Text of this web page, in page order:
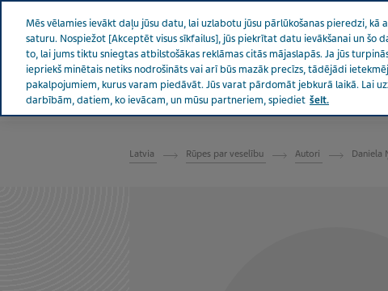
Teva pasaulē
Par Teva Ziņas un mediji Produkti
LATVIA RŪPES PAR VESELĪBU
Latvia Rūpes par veselību Autori Daniela
Mēs vēlamies ievākt daļu jūsu datu, lai uzlabotu jūsu pārlūkošanas pieredzi, kā
saturu. Nospiežot [Akceptēt visus sīkfailus], jūs piekrītat datu ievākšanai un šo
to, lai jums tiktu sniegtas atbilstošākas reklāmas citās mājaslapās. Ja jūs
iepriekš minētais netiks nodrošināts vai arī būs mazāk precīzs, tādējādi
pakalpojumiem, kurus varam piedāvāt. Jūs varat pārdomāt jebkurā laikā. Lai
darbībām, datiem, ko ievācam, un mūsu partneriem, spiediet šeit.